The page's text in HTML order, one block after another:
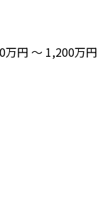
万円 〜 1,200万円